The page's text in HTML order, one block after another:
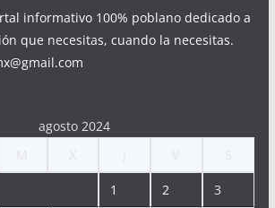
informativo 100% poblano dedicado a
que necesitas, cuando la necesitas.
agosto 2024
1 2 3